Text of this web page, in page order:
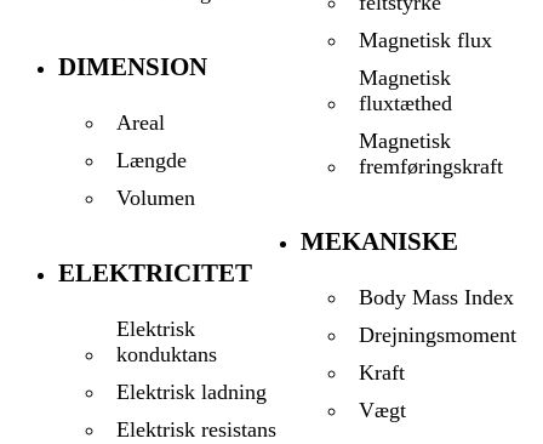
DIMENSION
Areal
Længde
Volumen
ELEKTRICITET
Elektrisk
konduktans
Elektrisk ladning
Elektrisk resistans
Magnetisk flux
Magnetisk
fluxtæthed
Magnetisk
fremføringskraft
MEKANISKE
Body Mass Index
Drejningsmoment
Kraft
Vægt